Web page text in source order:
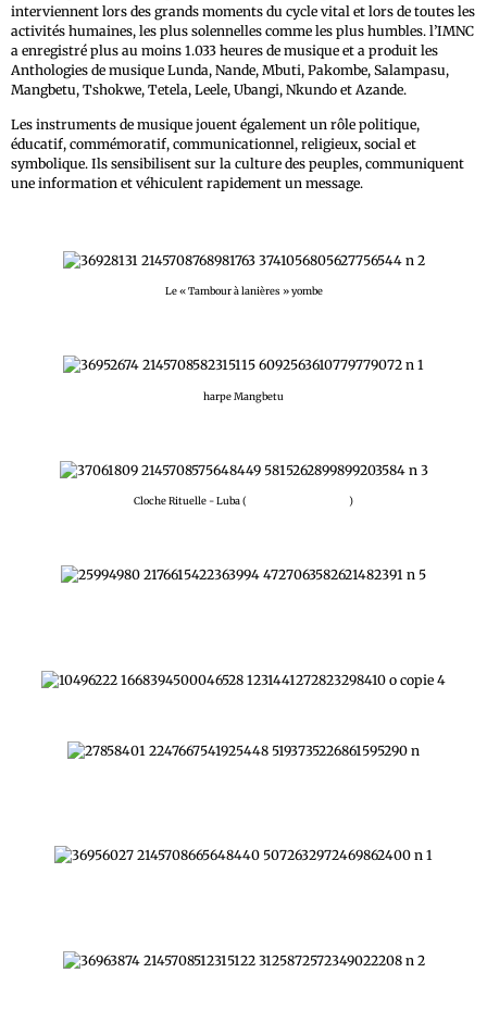
interviennent lors des grands moments du cycle vital et lors de toutes les
activités humaines, les plus solennelles comme les plus humbles. l’IMNC
a enregistré plus au moins 1.033 heures de musique et a produit les
Anthologies de musique Lunda, Nande, Mbuti, Pakombe, Salampasu,
Mangbetu, Tshokwe, Tetela, Leele, Ubangi, Nkundo et Azande.
Les instruments de musique jouent également un rôle politique,
éducatif, commémoratif, communicationnel, religieux, social et
symbolique. Ils sensibilisent sur la culture des peuples, communiquent
une information et véhiculent rapidement un message.
Le « Tambour à lanières » yombe
harpe Mangbetu
Cloche Rituelle - Luba ( )